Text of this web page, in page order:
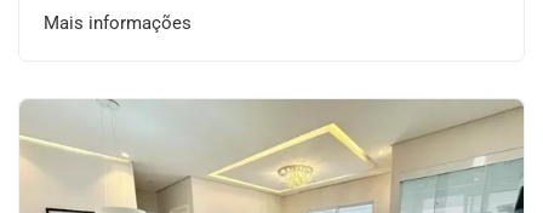
Mais informações